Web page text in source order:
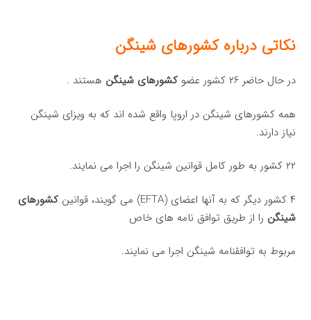
نکاتی درباره کشورهای شینگن
در حال حاضر ۲۶ کشور عضو کشورهای شینگن هستند .
همه کشورهای شینگن در اروپا واقع شده اند که به ویزای شینگن
نیاز دارند.
۲۲ کشور به طور کامل قوانین شینگن را اجرا می نمایند.
۴ کشور دیگر که به آنها اعضای (EFTA) می گویند، قوانین
کشورهای
شینگن را از طریق توافق نامه های خاص
مربوط به توافقنامه شینگن اجرا می نمایند.